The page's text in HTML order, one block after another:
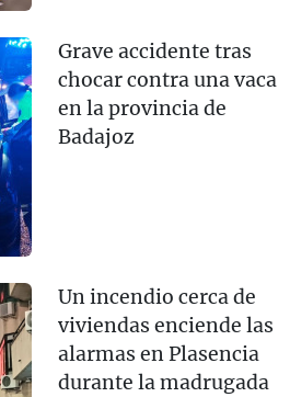
Grave accidente tras
chocar contra una vaca
en la provincia de
Badajoz
Un incendio cerca de
viviendas enciende las
alarmas en Plasencia
durante la madrugada